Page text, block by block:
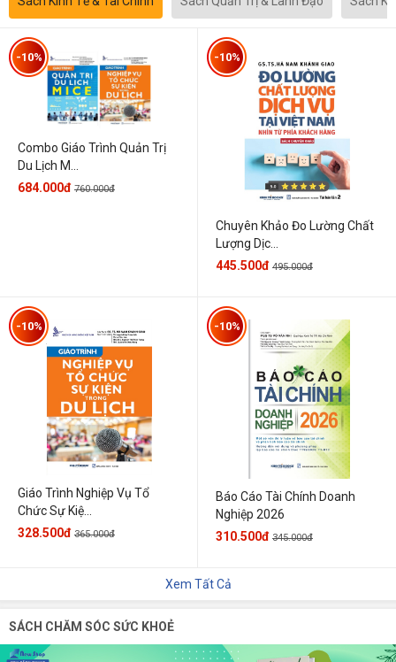
Combo Giáo Trình Quản Trị
Du Lịch M...
-10%
684.000đ 760.000đ
Chuyên Khảo Đo Lường Chất
Lượng Dịc...
-10%
445.500đ 495.000đ
Giáo Trình Nghiệp Vụ Tổ
Chức Sự Kiệ...
-10%
328.500đ 365.000đ
Báo Cáo Tài Chính Doanh
Nghiệp 2026
-10%
310.500đ 345.000đ
Xem Tất Cả
SÁCH CHĂM SÓC SỨC KHOẺ